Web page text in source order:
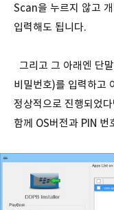
Scan을 누르지 않고
입력해도 됩니다.
그리고 그 아래엔 단
비밀번호)를 입력하고
정상적으로 진행되었
함께 OS버전과 PIN 번